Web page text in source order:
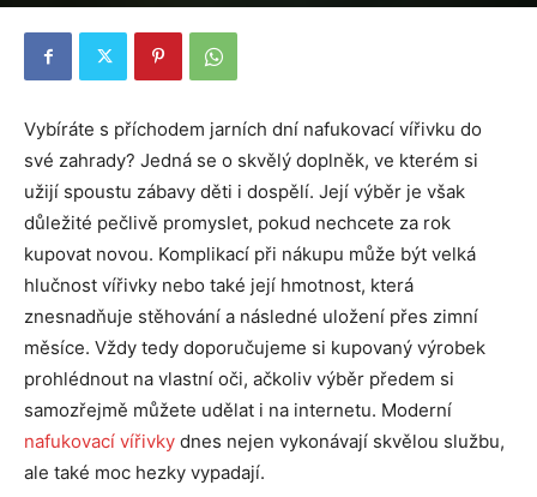
Vybíráte s příchodem jarních dní nafukovací vířivku do
své zahrady? Jedná se o skvělý doplněk, ve kterém si
užijí spoustu zábavy děti i dospělí. Její výběr je však
důležité pečlivě promyslet, pokud nechcete za rok
kupovat novou. Komplikací při nákupu může být velká
hlučnost vířivky nebo také její hmotnost, která
znesnadňuje stěhování a následné uložení přes zimní
měsíce. Vždy tedy doporučujeme si kupovaný výrobek
prohlédnout na vlastní oči, ačkoliv výběr předem si
samozřejmě můžete udělat i na internetu. Moderní
nafukovací vířivky dnes nejen vykonávají skvělou službu,
ale také moc hezky vypadají.